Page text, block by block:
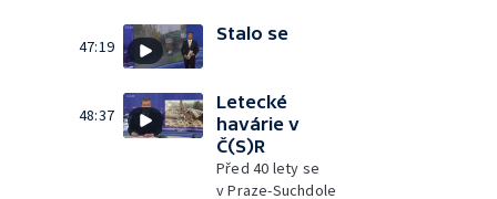
47:19
Stalo se
48:37
Letecké
havárie v
Č(S)R
Před 40 lety se
v Praze-Suchdole